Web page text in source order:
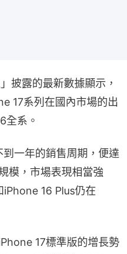
披露的最新數據顯示，
17系列在國內市場的出
全系。
一年的銷售周期，便達
模，市場表現相當強
16 Plus仍在
17標準版的增長勢